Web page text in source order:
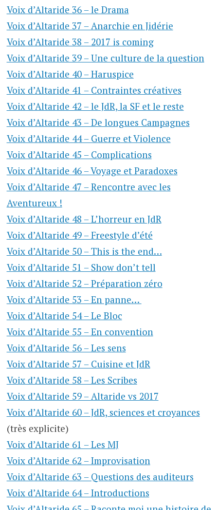
Voix d’Altaride 36 – le Drama
Voix d’Altaride 37 – Anarchie en Jidérie
Voix d’Altaride 38 – 2017 is coming
Voix d’Altaride 39 – Une culture de la question
Voix d’Altaride 40 – Haruspice
Voix d’Altaride 41 – Contraintes créatives
Voix d’Altaride 42 – le JdR, la SF et le reste
Voix d’Altaride 43 – De longues Campagnes
Voix d’Altaride 44 – Guerre et Violence
Voix d’Altaride 45 – Complications
Voix d’Altaride 46 – Voyage et Paradoxes
Voix d’Altaride 47 – Rencontre avec les
Aventureux !
Voix d’Altaride 48 – L’horreur en JdR
Voix d’Altaride 49 – Freestyle d’été
Voix d’Altaride 50 – This is the end…
Voix d’Altaride 51 – Show don’t tell
Voix d’Altaride 52 – Préparation zéro
Voix d’Altaride 53 – En panne…
Voix d’Altaride 54 – Le Bloc
Voix d’Altaride 55 – En convention
Voix d’Altaride 56 – Les sens
Voix d’Altaride 57 – Cuisine et JdR
Voix d’Altaride 58 – Les Scribes
Voix d’Altaride 59 – Altaride vs 2017
Voix d’Altaride 60 – JdR, sciences et croyances
(très explicite)
Voix d’Altaride 61 – Les MJ
Voix d’Altaride 62 – Improvisation
Voix d’Altaride 63 – Questions des auditeurs
Voix d’Altaride 64 – Introductions